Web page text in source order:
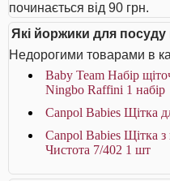
починається від 90 грн.
Які йоржики для
Недорогими товарами в
Baby Team Набір
Ningbo Raffini 1 набір
Canpol Babies Щітка
Canpol Babies Щітка
Чистота 7/402 1 шт